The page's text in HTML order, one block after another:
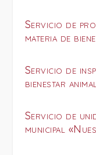
Servicio de
materia de
Servicio de
bienestar
Servicio de
municipal